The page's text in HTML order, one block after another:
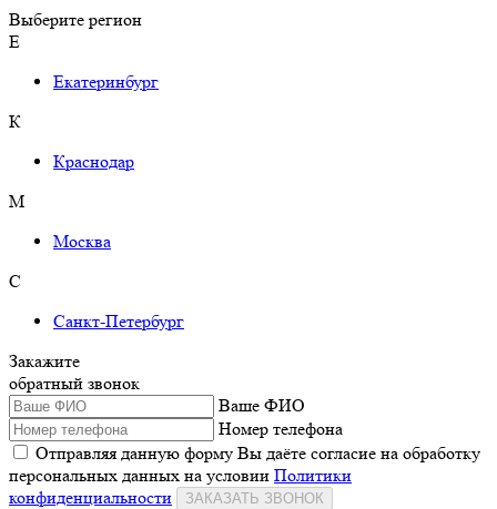
Выберите регион
Е
Екатеринбург
К
Краснодар
М
Москва
С
Санкт-Петербург
Закажите
обратный звонок
Ваше ФИО
Номер телефона
Отправляя данную форму Вы даёте согласие на обработку
персональных данных на условии Политики
конфиденциальности
ЗАКАЗАТЬ ЗВОНОК